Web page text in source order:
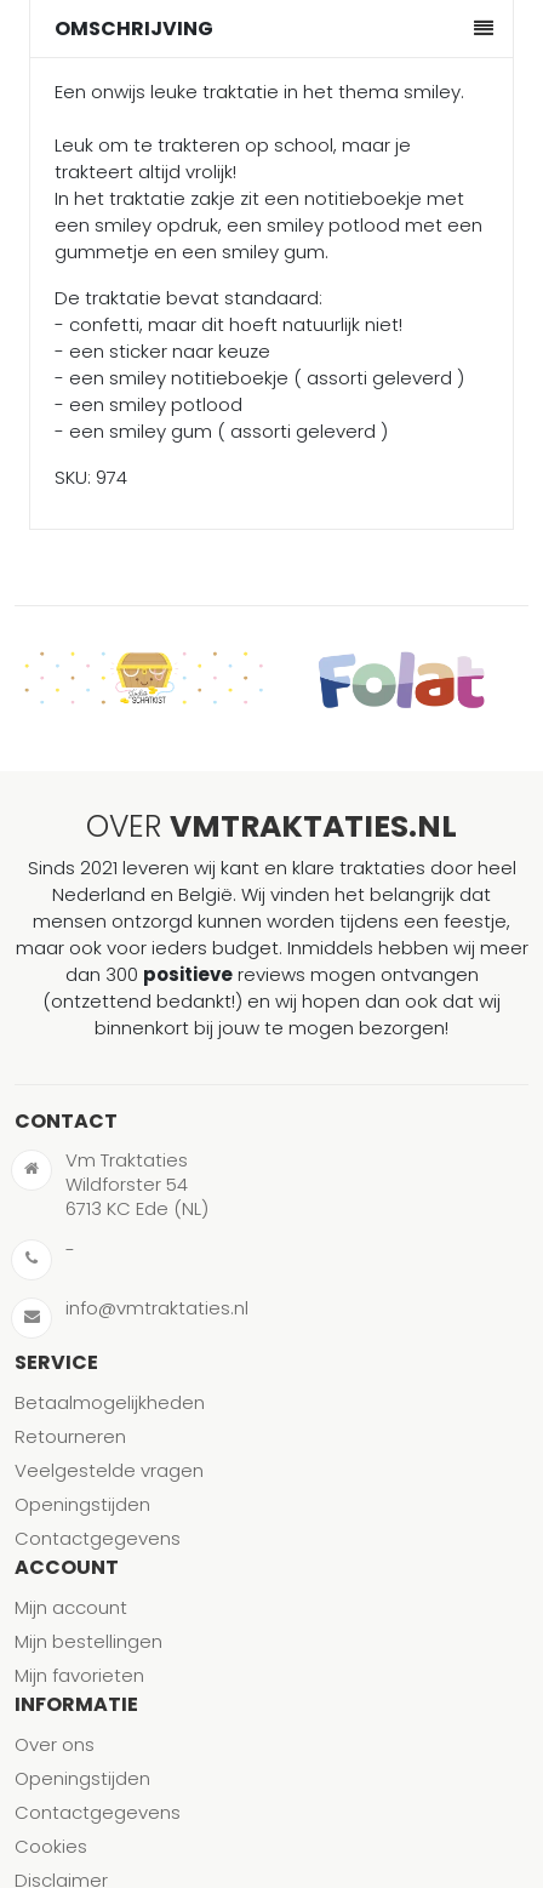
OMSCHRIJVING
Een onwijs leuke traktatie in het thema smiley.
Leuk om te trakteren op school, maar je
trakteert altijd vrolijk!
In het traktatie zakje zit een notitieboekje met
een smiley opdruk, een smiley potlood met een
gummetje en een smiley gum.
De traktatie bevat standaard:
- confetti, maar dit hoeft natuurlijk niet!
- een sticker naar keuze
- een smiley notitieboekje ( assorti geleverd )
- een smiley potlood
- een smiley gum ( assorti geleverd )
SKU: 974
OVER VMTRAKTATIES.NL
Sinds 2021 leveren wij kant en klare traktaties door heel
Nederland en België. Wij vinden het belangrijk dat
mensen ontzorgd kunnen worden tijdens een feestje,
maar ook voor ieders budget. Inmiddels hebben wij meer
dan 300 positievereviews mogen ontvangen
(ontzettend bedankt!) en wij hopen dan ook dat wij
binnenkort bij jouw te mogen bezorgen!
CONTACT
Vm Traktaties
Wildforster 54
6713 KC Ede (NL)
-
info@vmtraktaties.nl
SERVICE
Betaalmogelijkheden
Retourneren
Veelgestelde vragen
Openingstijden
Contactgegevens
ACCOUNT
Mijn account
Mijn bestellingen
Mijn favorieten
INFORMATIE
Over ons
Openingstijden
Contactgegevens
Cookies
Disclaimer